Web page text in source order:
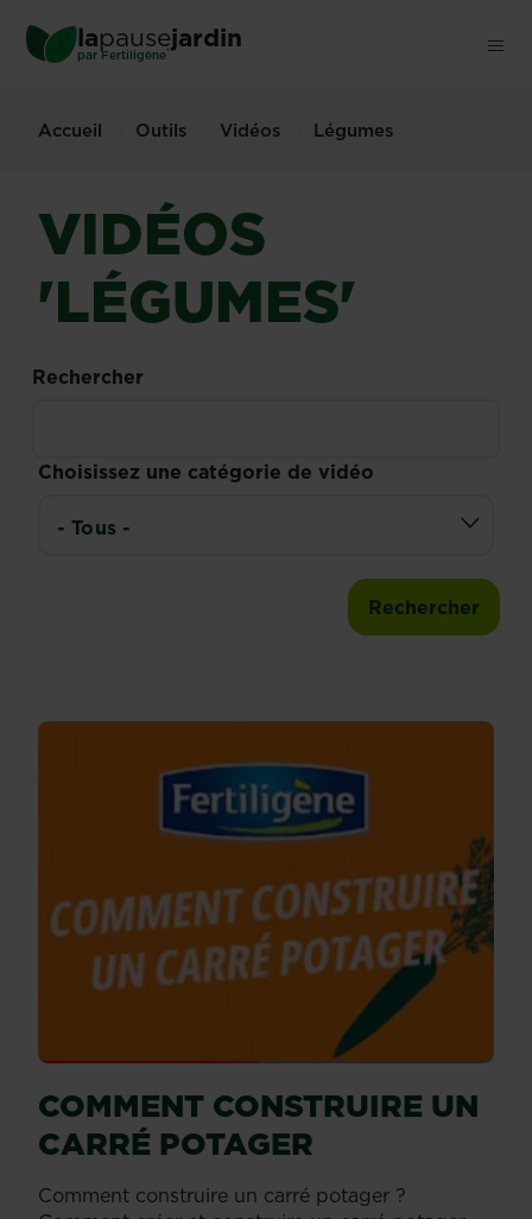
main
lapausejardin
par Fertiligène®
Accueil Outils Vidéos Légumes
VIDÉOS
'LÉGUMES'
Rechercher
Choisissez une catégorie de vidéo
COMMENT CONSTRUIRE UN
CARRÉ POTAGER
Comment construire un carré potager ?